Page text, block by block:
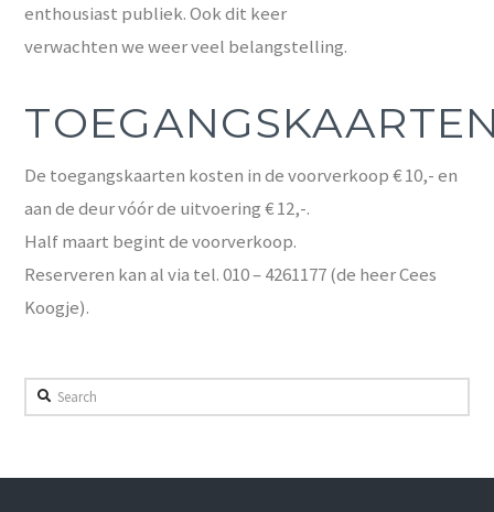
enthousiast publiek. Ook dit keer
verwachten we weer veel belangstelling.
De toegangskaarten kosten in de voorverkoop € 10,- en
aan de deur vóór de uitvoering € 12,-.
Half maart begint de voorverkoop.
Reserveren kan al via tel. 010 – 4261177 (de heer Cees
Koogje).
Search